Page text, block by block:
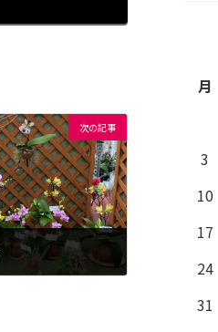
次の記事
月
3
10
17
24
31